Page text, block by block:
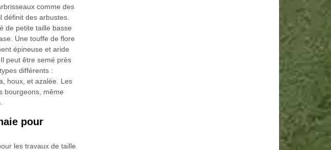
comme des
définit des arbustes.
de petite taille basse
Une touffe de flore
épineuse et aride
peut être semé près
différents :
houx, et azalée. Les
bourgeons, même
pour
les travaux de taille